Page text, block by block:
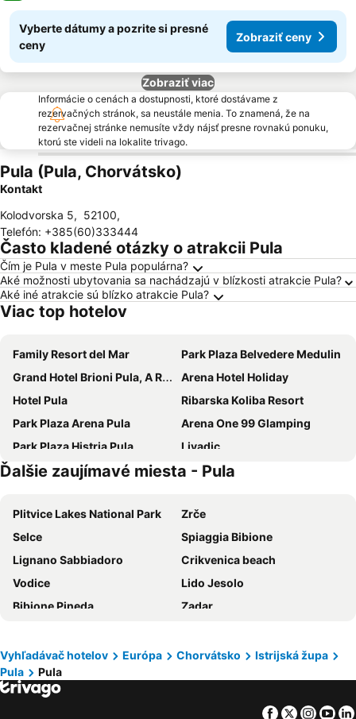
Vyberte dátumy a pozrite si presné
ceny
Zobraziť ceny
Zobraziť viac
Informácie o cenách a dostupnosti, ktoré dostávame z
rezervačných stránok, sa neustále menia. To znamená, že na
rezervačnej stránke nemusíte vždy nájsť presne rovnakú ponuku,
ktorú ste videli na lokalite trivago.
Pula (Pula, Chorvátsko)
Kontakt
Kolodvorska 5, 52100,
Telefón: +385(60)333444
Často kladené otázky o atrakcii Pula
Čím je Pula v meste Pula populárna?
Aké možnosti ubytovania sa nachádzajú v blízkosti atrakcie Pula?
Aké iné atrakcie sú blízko atrakcie Pula?
Viac top hotelov
Family Resort del Mar
Park Plaza Belvedere Medulin
Grand Hotel Brioni Pula, A Radisson Collection Hotel
Arena Hotel Holiday
Hotel Pula
Ribarska Koliba Resort
Park Plaza Arena Pula
Arena One 99 Glamping
Park Plaza Histria Pula
Livadic
Medulin
Centinera Resort
Hotel Galija
Monumenti Heritage Hotel & Resort
Villetta Phasiana
Kosovic Family House
Visula Hotel & Spa - New Opening 2026
Hotel Modo
Hotel Koral
Hotel Aurora
Boutique Suites Joyce
Guesthouse Promenade
Hotel Minerva
Hotel Villa Letan
Villa Lanca
Monvidal by Bura Hotels - Adults Only
Ďalšie zaujímavé miesta - Pula
Plitvice Lakes National Park
Zrče
Selce
Spiaggia Bibione
Lignano Sabbiadoro
Crikvenica beach
Vodice
Lido Jesolo
Bibione Pineda
Zadar
Vela plaža
Portoroz Beach
Rajska
Nassfeld
Vyhľadávač hotelov Európa Chorvátsko
Istrijská župa
Pula
Pula
Facebook
Twitter